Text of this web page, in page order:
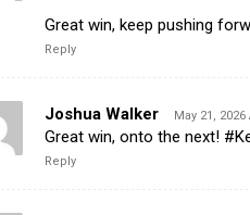
Great win, keep pushing
Reply
Joshua Walker May 21,
Great win, onto the next!
Reply